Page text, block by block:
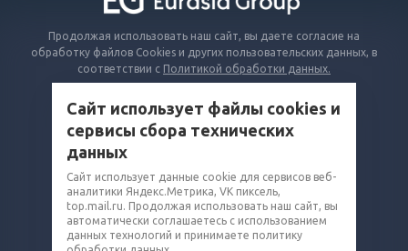
Продолжая использовать наш сайт, вы даете согласие на
обработку файлов Cookies и других пользовательских данных, в
соответствии с Политикой обработки данных.
КОМПАНИЯ
КОНТАКТЫ
8 (800) 302-14-75
Сайт использует файлы cookies и
сервисы сбора технических
данных
Сайт использует данные cookie для сервисов веб-
аналитики Яндекс.Метрика, VK пиксель,
top.mail.ru. Продолжая использовать наш сайт, вы
автоматически соглашаетесь с использованием
данных технологий и принимаете политику